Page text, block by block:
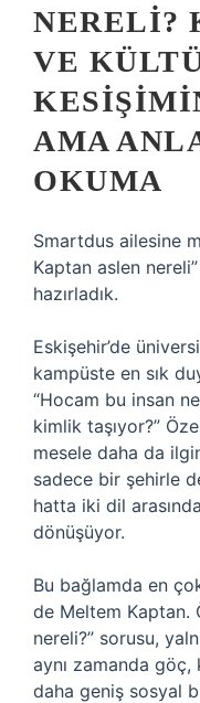
NERELI?
VE
AMA
OKUMA
Smartdus ailesine
Kaptan aslen
hazırladık.
Eskişehir’de
kampüste en sık
“Hocam bu insan
kimlik taşıyor?”
mesele daha da
sadece bir şehirle
hatta iki dil
dönüşüyor.
Bu bağlamda en
de Meltem Kaptan.
nereli?” sorusu,
aynı zamanda
daha geniş sosyal